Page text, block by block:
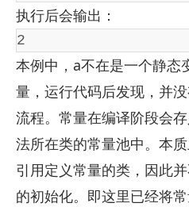
执行后会输出：
2
本例中，a不在是一个静态
量，运行代码后发现，并
流程。常量在编译阶段会
法所在类的常量池中。本
引用定义常量的类，因此
的初始化。即这里已经将